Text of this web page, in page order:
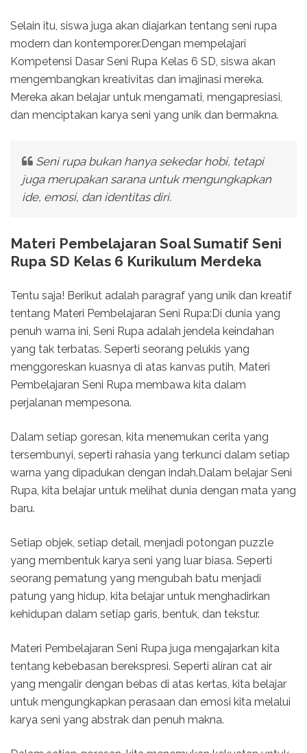
Selain itu, siswa juga akan diajarkan tentang seni rupa
modern dan kontemporer.Dengan mempelajari
Kompetensi Dasar Seni Rupa Kelas 6 SD, siswa akan
mengembangkan kreativitas dan imajinasi mereka.
Mereka akan belajar untuk mengamati, mengapresiasi,
dan menciptakan karya seni yang unik dan bermakna.
Seni rupa bukan hanya sekedar hobi, tetapi
juga merupakan sarana untuk mengungkapkan
ide, emosi, dan identitas diri.
Materi Pembelajaran Soal Sumatif Seni
Rupa SD Kelas 6 Kurikulum Merdeka
Tentu saja! Berikut adalah paragraf yang unik dan kreatif
tentang Materi Pembelajaran Seni Rupa:Di dunia yang
penuh warna ini, Seni Rupa adalah jendela keindahan
yang tak terbatas. Seperti seorang pelukis yang
menggoreskan kuasnya di atas kanvas putih, Materi
Pembelajaran Seni Rupa membawa kita dalam
perjalanan mempesona.
Dalam setiap goresan, kita menemukan cerita yang
tersembunyi, seperti rahasia yang terkunci dalam setiap
warna yang dipadukan dengan indah.Dalam belajar Seni
Rupa, kita belajar untuk melihat dunia dengan mata yang
baru.
Setiap objek, setiap detail, menjadi potongan puzzle
yang membentuk karya seni yang luar biasa. Seperti
seorang pematung yang mengubah batu menjadi
patung yang hidup, kita belajar untuk menghadirkan
kehidupan dalam setiap garis, bentuk, dan tekstur.
Materi Pembelajaran Seni Rupa juga mengajarkan kita
tentang kebebasan berekspresi. Seperti aliran cat air
yang mengalir dengan bebas di atas kertas, kita belajar
untuk mengungkapkan perasaan dan emosi kita melalui
karya seni yang abstrak dan penuh makna.